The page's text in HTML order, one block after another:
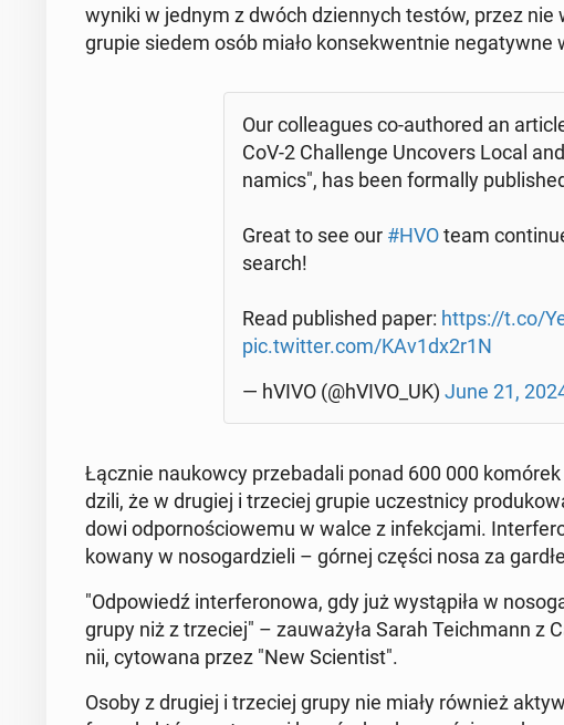
wyniki w jednym z dwóch dzien­nych testów, przez
grupie siedem osób miało kon­se­kwent­nie
Our col­le­agu­es co-au­tho­red an
CoV-2 Chal­len­ge Un­co­vers Local
na­mics", has been for­mal­ly
Great to see our #HVOteam
se­arch!
Read pu­bli­shed paper: https://t.co/
pic.twitter.com/KAv1dx2r1N
— hVIVO (@hVIVO_UK) June 21,
Łącznie na­ukow­cy prze­ba­da­li ponad 600 000
dzi­li, że w drugiej i trze­ciej grupie uczest­ni­cy
do­wi od­por­no­ścio­we­mu w walce z in­fek­cja­mi.
ko­wa­ny w no­so­gar­dzie­li – górnej części nosa za
"Od­po­wiedź in­ter­fe­ro­no­wa, gdy już wy­stą­pi­ła w
grupy niż z trze­ciej" – za­uwa­ży­ła Sarah Te­ich­mann
nii, cy­to­wa­na przez "New Scien­tist".
Osoby z drugiej i trze­ciej grupy nie miały również